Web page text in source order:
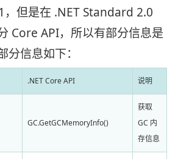
，但是在 .NET Standard 2.0
Core API，所以有部分信息是
分信息如下：
.NET Core API 说明
GC.GetGCMemoryInfo()
获取
GC 内
存信息